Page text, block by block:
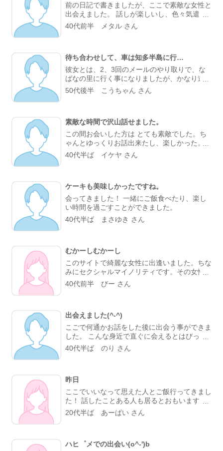
前の日記で書きましたが、ここで素敵な女性と
出会えました。 話しが楽しいし、色々気遣っ
てくれるんです。 でも私が中々時間が取れな
いんせいで、前回デートしてから一ヶ月以上間
だお返事が来ない... ちょっと前にLINEを入れ
た所なので、そんなに直ぐに帰って来ることは
ないんだけど、なにか久しぶりに感じるドキド
キ感ですね。 お返事来たらいいなぁ。
40代前半 メタル さん
待ち合わせして、車は知多半島に行…
彼女とは、2、3回のメールのやり取りで、な
ばなの里に行く事になりましたが、かなり道路
が混んでいて、予定を変更して知多半島に魚を
食べに行く事になりました。 彼女は、人見知
が、目的地の活け魚料理の店に着いた時は、初
めてとは思えないほどの変わり様で残念ながら
僕は、酒が飲めませんでしたが、彼女は遠慮な
くビールを飲み続け、結局、帰りには車を駐車
場に入れ、岐阜市内の行き着けの飲み屋で再び
も常連となり、彼女と時々飲みに行きます。
50代後半 こうちゃん さん
素敵な時間で沢山話せました。
この間お会いした方は とても素敵でした。ち
ゃんとゆっくりお話出来たし、楽しかった。相
手を知るって大事ですしね。私は1人1人キチ
ンと対応したい派なので 目的終わるとハイ、
ます。これからまた素敵な女性に会える事を望
んでますね。
40代半ば イケヤ さん
ケーキも美味しかったですね。
会ってきました！ 一緒にご飯食べたり、楽し
い時間を過ごすことができました。
40代半ば まさゆき さん
むかーしむかーし
このサイトで綺麗な女性に出逢いました。ちな
みにセクシャルマイノリティです。その女性と
付き合う事は出来たけど数ヵ月でいきなり降ら
れた😵まーしゃーないけど❗本当に好きだった
40代前半 びー さん
出会えました(^-^)
こごで何通かお話をした後に出会う事ができま
した。 こんな身近で直ぐに会えるとはびっく
りです。 また、来月に会う約束をしました。
先週の金曜日の夜は楽しかった！ ありがと
40代半ば のり さん
昨日
ここでいいなって思えた人とご飯行ってきまし
た！ 話したことある人も居るとおもいますが
昔の元カレもここで出会って付き合ったので昔
はこんなのだったーって思い出しました(*・
20代半ば あーぱい さん
ハヒ゜メでの出会い(o^-')b